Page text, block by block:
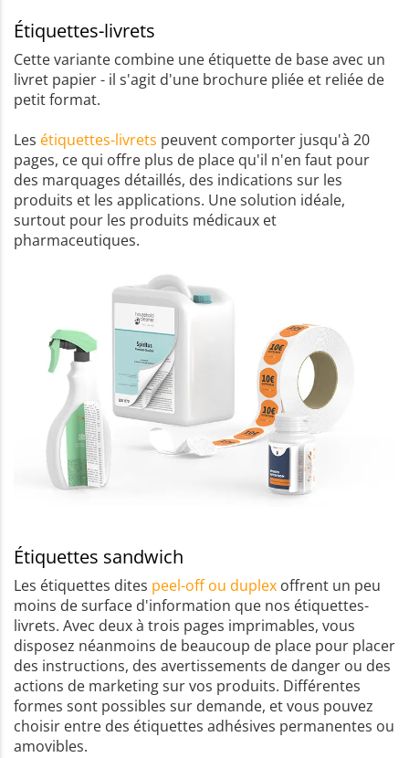
Étiquettes-livrets
Cette variante combine une étiquette de base avec un
livret papier - il s'agit d'une brochure pliée et reliée de
petit format.
Les étiquettes-livrets peuvent comporter jusqu'à 20
pages, ce qui offre plus de place qu'il n'en faut pour
des marquages détaillés, des indications sur les
produits et les applications. Une solution idéale,
surtout pour les produits médicaux et
pharmaceutiques.
Étiquettes sandwich
Les étiquettes dites peel-off ou duplex offrent un peu
moins de surface d'information que nos étiquettes-
livrets. Avec deux à trois pages imprimables, vous
disposez néanmoins de beaucoup de place pour placer
des instructions, des avertissements de danger ou des
actions de marketing sur vos produits. Différentes
formes sont possibles sur demande, et vous pouvez
choisir entre des étiquettes adhésives permanentes ou
amovibles.